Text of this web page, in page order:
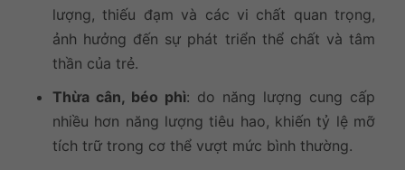
lượng, thiếu đạm và các vi chất quan trọng,
ảnh hưởng đến sự phát triển thể chất và tâm
thần của trẻ.
Thừa cân, béo phì: do năng lượng cung cấp
nhiều hơn năng lượng tiêu hao, khiến tỷ lệ mỡ
tích trữ trong cơ thể vượt mức bình thường.